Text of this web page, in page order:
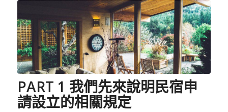
PART 1 我們先來說明民宿申
請設立的相關規定